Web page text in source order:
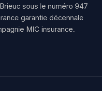
sous le numéro 947
garantie décennale
MIC insurance.